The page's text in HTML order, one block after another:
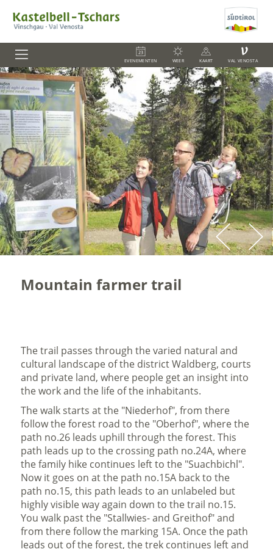
EVENEMENTEN WEER KAART
V
VAL VENOSTA
Mountain farmer trail
The trail passes through the varied natural and
cultural landscape of the district Waldberg, courts
and private land, where people get an insight into
the work and the life of the inhabitants.
The walk starts at the "Niederhof", from there
follow the forest road to the "Oberhof", where the
path no.26 leads uphill through the forest. This
path leads up to the crossing path no.24A, where
the family hike continues left to the "Suachbichl".
Now it goes on at the path no.15A back to the
path no.15, this path leads to an unlabeled but
highly visible way again down to the trail no.15.
You walk past the "Stallwies- and Greithof" and
from there follow the marking 15A. Once the path
leads out of the forest, the trek continues left and